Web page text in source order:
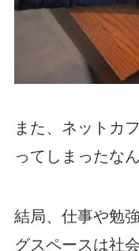
また、ネットカ
ってしまったな
結局、仕事や勉
グスペースは社